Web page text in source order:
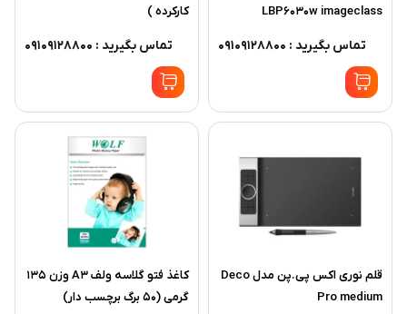
LBP6030w imageclass
تماس بگیرید : 09109128800
کارکرده )
تماس بگیرید : 09109128800
قلم نوری اکس پی.پن مدل Deco
Pro medium
کاغذ فتو گلاسه ولف A3 وزن 135
گرمی (50 برگ برچسب دار)